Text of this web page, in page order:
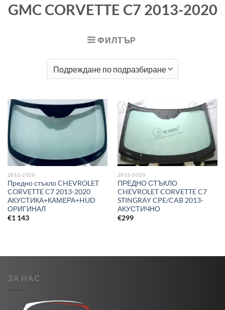
GMC CORVETTE C7 2013-2020
ФИЛТЪР
2013-2020
Предно стъкло CHEVROLET
CORVETTE C7 2013-2020
АКУСТИКА+КАМЕРА+HUD
ОРИГИНАЛ
€1 143
2013-2020
ПРЕДНО СТЪКЛО
CHEVROLET CORVETTE C7
STINGRAY CPE/CAB 2013-
АКУСТИЧНО
€299
ЗА НАС